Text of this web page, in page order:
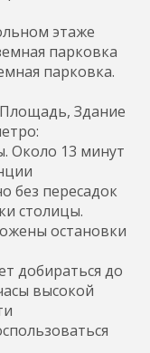
этаже
парковка
парковка.
Здание
Около 13 минут
без пересадок
столицы.
остановки
добираться до
высокой